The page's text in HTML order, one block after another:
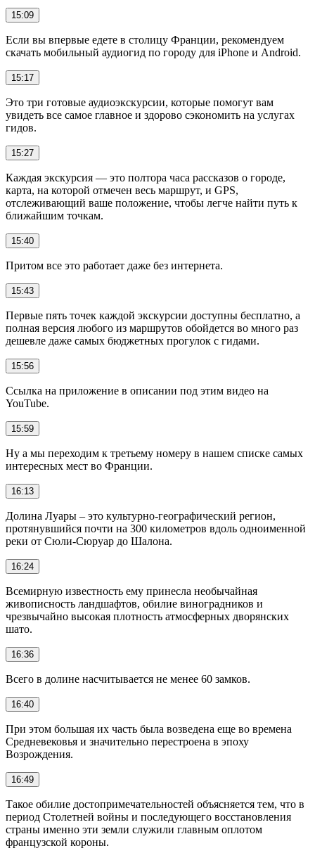
15:09
Если вы впервые едете в столицу Франции, рекомендуем
скачать мобильный аудиогид по городу для iPhone и Android.
15:17
Это три готовые аудиоэкскурсии, которые помогут вам
увидеть все самое главное и здорово сэкономить на услугах
гидов.
15:27
Каждая экскурсия — это полтора часа рассказов о городе,
карта, на которой отмечен весь маршрут, и GPS,
отслеживающий ваше положение, чтобы легче найти путь к
ближайшим точкам.
15:40
Притом все это работает даже без интернета.
15:43
Первые пять точек каждой экскурсии доступны бесплатно, а
полная версия любого из маршрутов обойдется во много раз
дешевле даже самых бюджетных прогулок с гидами.
15:56
Ссылка на приложение в описании под этим видео на
YouTube.
15:59
Ну а мы переходим к третьему номеру в нашем списке самых
интересных мест во Франции.
16:13
Долина Луары – это культурно-географический регион,
протянувшийся почти на 300 километров вдоль одноименной
реки от Сюли-Сюруар до Шалона.
16:24
Всемирную известность ему принесла необычайная
живописность ландшафтов, обилие виноградников и
чрезвычайно высокая плотность атмосферных дворянских
шато.
16:36
Всего в долине насчитывается не менее 60 замков.
16:40
При этом большая их часть была возведена еще во времена
Средневековья и значительно перестроена в эпоху
Возрождения.
16:49
Такое обилие достопримечательностей объясняется тем, что в
период Столетней войны и последующего восстановления
страны именно эти земли служили главным оплотом
французской короны.